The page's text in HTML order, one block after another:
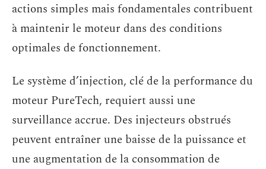
actions simples mais fondamentales contribuent
à maintenir le moteur dans des conditions
optimales de fonctionnement.
Le système d’injection, clé de la performance du
moteur PureTech, requiert aussi une
surveillance accrue. Des injecteurs obstrués
peuvent entraîner une baisse de la puissance et
une augmentation de la consommation de